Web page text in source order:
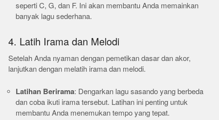
seperti C, G, dan F. Ini akan membantu Anda memainkan
banyak lagu sederhana.
4. Latih Irama dan Melodi
Setelah Anda nyaman dengan pemetikan dasar dan akor,
lanjutkan dengan melatih irama dan melodi.
Latihan Berirama: Dengarkan lagu sasando yang berbeda
dan coba ikuti irama tersebut. Latihan ini penting untuk
membantu Anda menemukan tempo yang tepat.